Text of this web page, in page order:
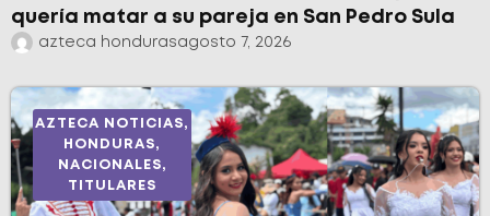
quería matar a su pareja en San Pedro Sula
azteca hondurasagosto 7, 2026
AZTECA NOTICIAS,
HONDURAS,
NACIONALES,
TITULARES